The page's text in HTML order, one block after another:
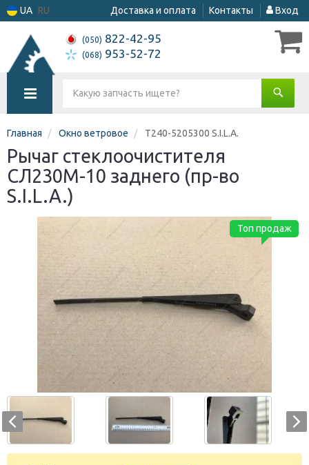
UA RU Доставка и оплата Контакты Вход
(050) 822-42-95
(068) 953-52-72
Главная Окно ветровое Т240-5205300 S.I.L.A.
Рычаг стеклоочистителя
СЛ230М-10 заднего (пр-во
S.I.L.A.)
Топ продаж